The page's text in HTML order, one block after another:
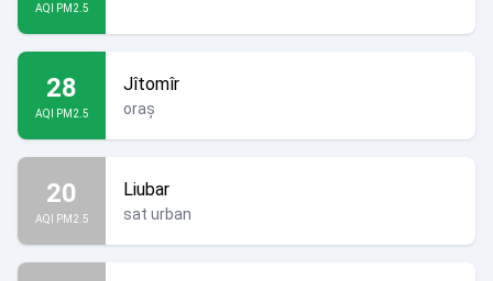
AQI PM2.5
28
AQI PM2.5
Jîtomîr
oraș
20
AQI PM2.5
Liubar
sat urban